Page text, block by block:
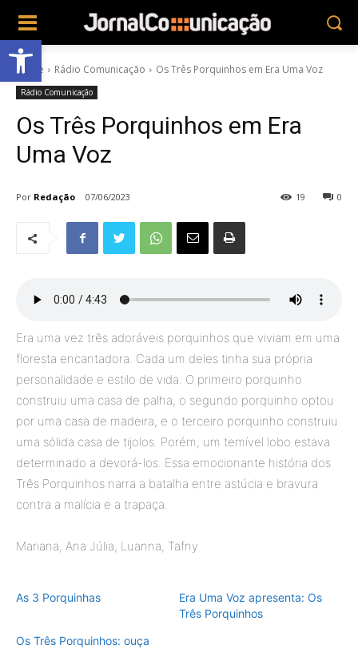
Abrir a barra de ferramentas
Home Rádio Comunicação Os Três Porquinhos em Era Uma Voz
Rádio Comunicação
Os Três Porquinhos em Era
Uma Voz
Por Redação 07/06/2023 0
19
Era uma vez três adoráveis porquinhos que viviam em uma
floresta encantadora. Cada um deles tinha sua própria
personalidade e estilo de vida. O primeiro porquinho
construiu uma casa de palha, o segundo porquinho optou
por uma casa de madeira, e o terceiro porquinho construiu
uma sólida casa de tijolos. Porém, um temível lobo estava
determinado a devorá-los. Essa emocionante história dos
Três Porquinhos narra a batalha entre astúcia e bravura
contra a malícia e a trapaça.
Mariana, Ana Júlia, Luanna, Tafny
As 3 Porquinhas
Era Uma Voz apresenta: Os
Três Porquinhos
Os Três Porquinhos: ouça